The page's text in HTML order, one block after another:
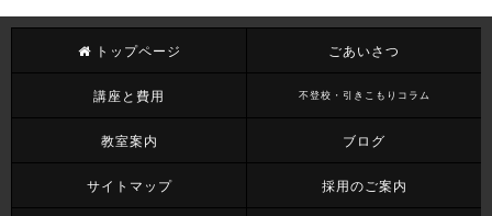
トップページ ごあいさつ
講座と費用 不登校・引きこもりコラム
教室案内 ブログ
サイトマップ 採用のご案内